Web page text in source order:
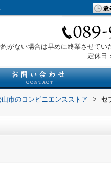
ーション
がない場合は早めに終業させてい
定休日
山市のコンビニエンスストア >
セ